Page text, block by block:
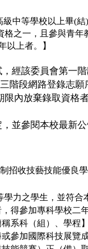
中等學校以上畢(
格之一，且參與青年
以 上者。】
經該委員會第一
階段網路登錄志願
內放棄錄取資格者
並參閱本校最新公
招收技藝技能優良學
力之學生，並符
得參加專科學校二
系科（組）、學程
參加國際科技展覽